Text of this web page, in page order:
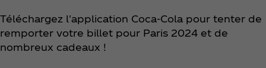
Téléchargez l'application Coca‑Cola pour tenter de
remporter votre billet pour Paris 2024 et de
nombreux cadeaux !